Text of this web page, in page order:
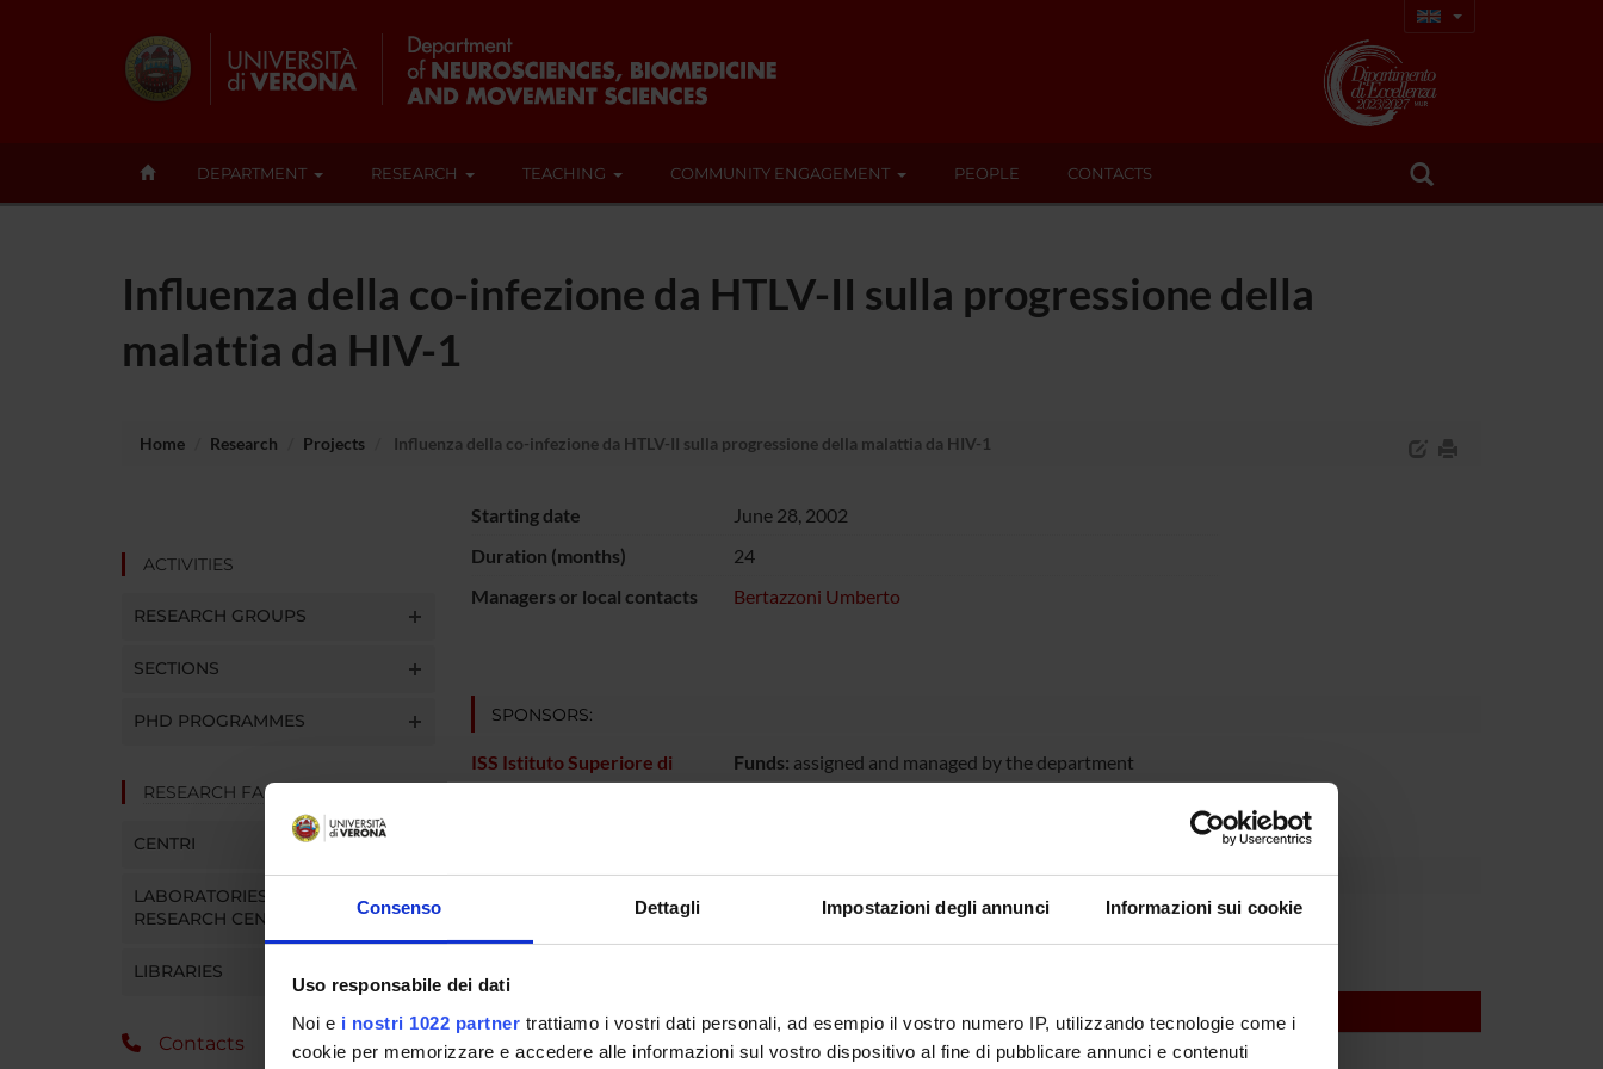
Consenso Dettagli Impostazioni degli annunci Informazioni sui cookie
Uso responsabile dei dati
Noi e i nostri 1022 partner trattiamo i vostri dati personali, ad esempio il vostro numero IP, utilizzando tecnologie come i
cookie per memorizzare e accedere alle informazioni sul vostro dispositivo al fine di pubblicare annunci e contenuti
DEPARTMENT RESEARCH TEACHING COMMUNITY ENGAGEMENT PEOPLE CONTACTS
Influenza della co-infezione da HTLV-II sulla progressione della
malattia da HIV-1
Home Research Projects Influenza della co-infezione da HTLV-II sulla progressione della malattia da HIV-1
ACTIVITIES
RESEARCH GROUPS
SECTIONS
PHD PROGRAMMES
RESEARCH FACILITIES
CENTRI
LABORATORIES AND
RESEARCH CENTRES
LIBRARIES
Contacts
Starting date
June 28, 2002
Duration (months)
24
Managers or local contacts
Bertazzoni Umberto
SPONSORS:
ISS Istituto Superiore di
Sanità
Funds: assigned and managed by the department
PROJECT PARTICIPANTS
SECTIONS
Biology and Genetics Section